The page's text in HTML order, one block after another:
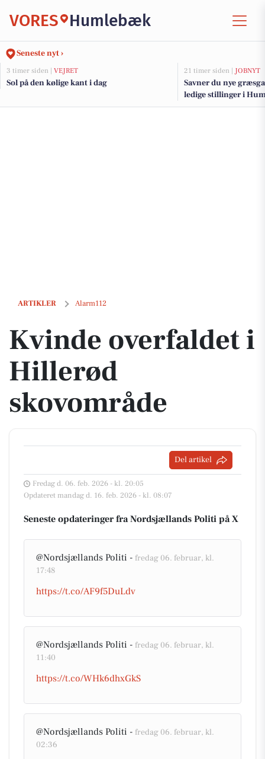
VORES Humlebæk
Seneste nyt ›
3 timer siden | VEJRET
Sol på den kølige kant i dag
21 timer siden | JOBNYT
Savner du nye
ledige stillinger i
ARTIKLER Alarm112
Kvinde overfaldet i Hillerød skovområde
Kvinde overfaldet i
Hillerød
skovområde
Del artikel
Fredag d. 06. feb. 2026 - kl. 20:05
Opdateret mandag d. 16. feb. 2026 - kl. 08:07
Seneste opdateringer fra Nordsjællands Politi på X
@Nordsjællands Politi - fredag 06. februar, kl.
17:48
https://t.co/AF9f5DuLdv
@Nordsjællands Politi - fredag 06. februar, kl.
11:40
https://t.co/WHk6dhxGkS
@Nordsjællands Politi - fredag 06. februar, kl.
02:36